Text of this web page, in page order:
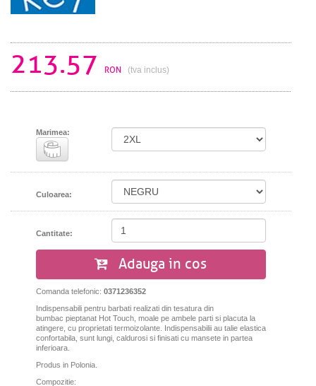
213.57 RON (tva inclus)
Marimea:
Culoarea:
Cantitate:
Adauga in cos
Comanda telefonic: 0371236352
Indispensabili pentru barbati realizati din tesatura din
bumbac pieptanat Hot Touch, moale pe ambele parti si placuta la
atingere, cu proprietati termoizolante. Indispensabilii au talie elastica
confortabila, sunt lungi, caldurosi si finisati cu mansete in partea
inferioara.
Produs in Polonia.
Compozitie: